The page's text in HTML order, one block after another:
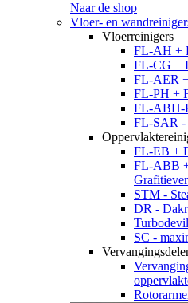
Naar de shop
Vloer- en
Vloerreinigers
FL-AH +
FL-CG +
FL-AER
FL-PH +
FL-ABH-
FL-SAR
FL-EB +
FL-ABB
STM -
DR -
Turbodevil
SC -